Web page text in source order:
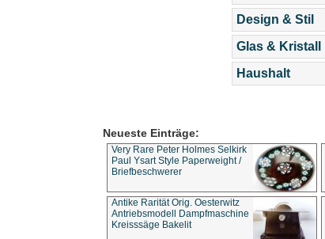
Design & Stil
Glas & Kristall
Haushalt
Neueste Einträge:
Very Rare Peter Holmes Selkirk
Paul Ysart Style Paperweight /
Briefbeschwerer
Antike Rarität Orig. Oesterwitz
Antriebsmodell Dampfmaschine
Kreisssäge Bakelit